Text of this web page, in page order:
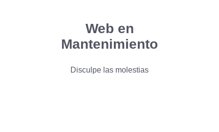
Web en
Mantenimiento
Disculpe las molestias